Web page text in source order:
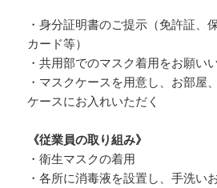
・身分証明書のご提示（免許証、
カード等）
・共用部でのマスク着用をお願い
・マスクケースを用意し、お部屋
ケースにお入れいただく
《従業員の取り組み》
・衛生マスクの着用
・各所に消毒液を設置し、手洗い